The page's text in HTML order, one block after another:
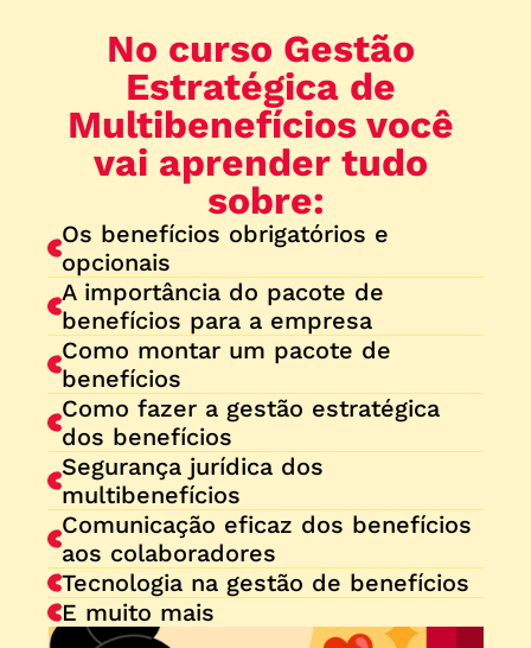
No curso Gestão
Estratégica de
Multibenefícios você
vai aprender tudo
sobre:
Os benefícios obrigatórios e
opcionais
A importância do pacote de
benefícios para a empresa
Como montar um pacote de
benefícios
Como fazer a gestão estratégica
dos benefícios
Segurança jurídica dos
multibenefícios
Comunicação eficaz dos benefícios
aos colaboradores
Tecnologia na gestão de benefícios
E muito mais